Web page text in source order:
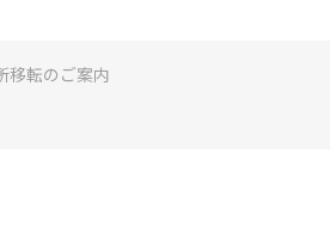
移転のご案内